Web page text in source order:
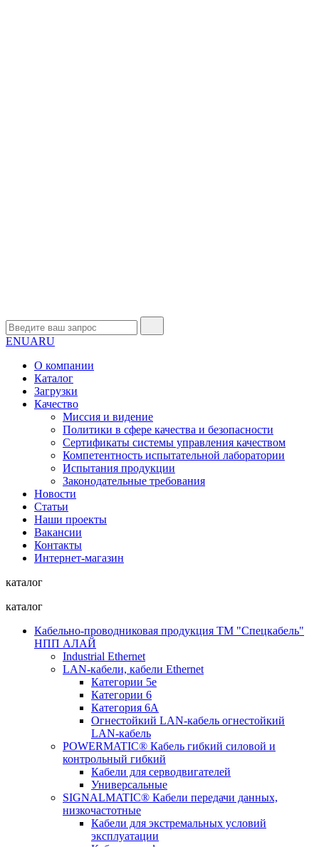
ENUARU
О компании
Каталог
Загрузки
Качество
Миссия и видение
Политики в сфере качества и безопасности
Сертификаты системы управления качеством
Компетентность испытательной лаборатории
Испытания продукции
Законодательные требования
Новости
Статьи
Наши проекты
Вакансии
Контакты
Интернет-магазин
каталог
каталог
Кабельно-проводниковая продукция ТМ "Спецкабель"
НПП АЛАЙ
Industrial Ethernet
LAN-кабели, кабели Ethernet
Категории 5е
Категории 6
Категория 6А
Огнестойкий LAN-кабель огнестойкий
LAN-кабель
POWERMATIC® Кабель гибкий силовой и
контрольный гибкий
Кабели для серводвигателей
Универсальные
SIGNALMATIC® Кабели передачи данных,
низкочастотные
Кабели для экстремальных условий
эксплуатации